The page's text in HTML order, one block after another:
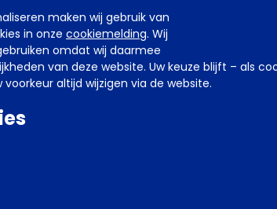
maken wij gebruik van
in onze cookiemelding. Wij
omdat wij daarmee
van deze website. Uw keuze blijft – als
altijd wijzigen via de website.
is nieuw, maar de vertrouwde inhoud is